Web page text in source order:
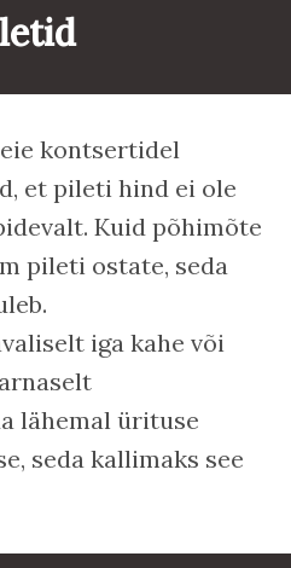
kontsertidel
et pileti hind ei ole
Kuid põhimõte
pileti ostate, seda
iga kahe või
lähemal ürituse
seda kallimaks see